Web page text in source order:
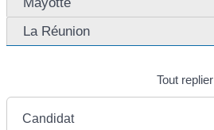
La Réunion
Tout replier
Candidat